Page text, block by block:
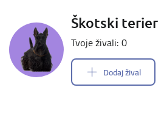
Škotski terier
Tvoje živali: 0
Dodaj žival